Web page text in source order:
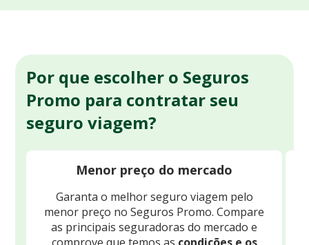
Por que escolher o Seguros
Promo para contratar seu
seguro viagem?
Menor preço do mercado
Garanta o melhor seguro viagem pelo
menor preço no Seguros Promo. Compare
as principais seguradoras do mercado e